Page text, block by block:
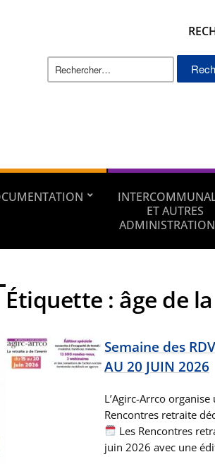
ET AUTRES
Étiquette : âge de
Semaine des
AU 20 JUIN 2026
L’Agirc-Arrco
Rencontres retraite
Les Rencontres
juin 2026 avec une